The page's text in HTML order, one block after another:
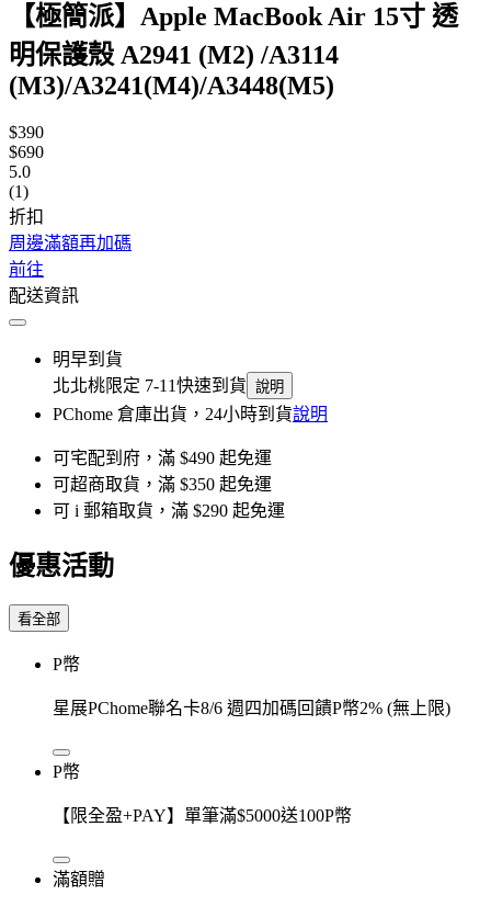
【極簡派】Apple MacBook Air 15寸 透
明保護殼 A2941 (M2) /A3114
(M3)/A3241(M4)/A3448(M5)
$390
$690
5.0
(1)
折扣
周邊滿額再加碼
前往
配送資訊
明早到貨
北北桃限定 7-11快速到貨 說明
PChome 倉庫出貨，24小時到貨說明
可宅配到府，滿 $490 起免運
可超商取貨，滿 $350 起免運
可 i 郵箱取貨，滿 $290 起免運
優惠活動
看全部
P幣
星展PChome聯名卡8/6 週四加碼回饋P幣2% (無上限)
P幣
【限全盈+PAY】單筆滿$5000送100P幣
滿額贈